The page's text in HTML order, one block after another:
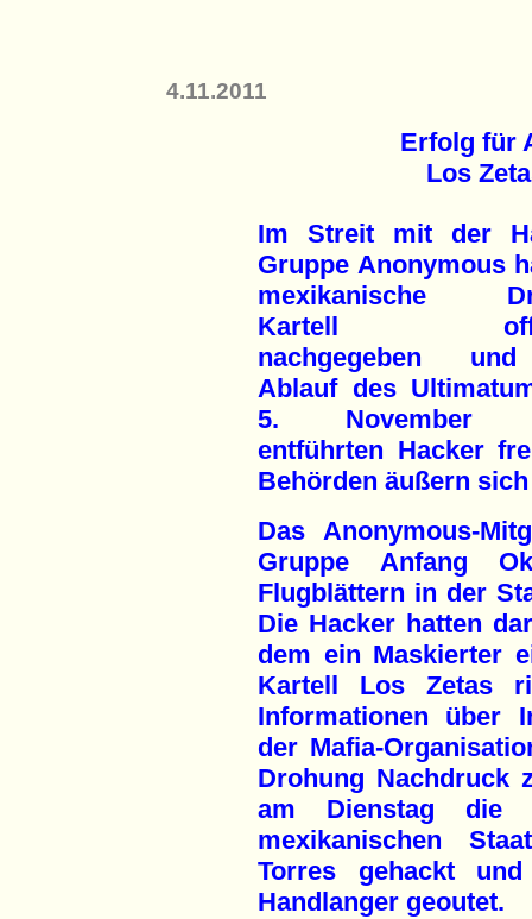
4.11.2011
Erfolg für
Los
Im Streit mit der
Gruppe Anonymous
mexikanische
Kartell
nachgegeben
Ablauf des
5. November
entführten Hacker
Behörden äußern
Das Anonymous-
Gruppe Anfang
Flugblättern in der
Die Hacker hatten
dem ein Maskierter
Kartell Los Zetas
Informationen über
der Mafia-
Drohung Nachdruck
am Dienstag die
mexikanischen
Torres gehackt
Handlanger geoutet.